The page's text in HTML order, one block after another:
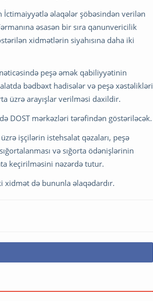
əlaqələr şöbəsindən verilən
əsasən bir sıra qanunvericilik
xidmətlərin siyahısına daha iki
peşə əmək qabiliyyətinin
bədbəxt hadisələr və peşə xəstəlikləri
üzrə arayışlar verilməsi daxildir.
DOST mərkəzləri tərəfindən göstəriləcək.
işçilərin istehsalat qəzaları, peşə
və sığorta ödənişlərinin
keçirilməsini nəzərdə tutur.
xidmət də bununla əlaqədardır.